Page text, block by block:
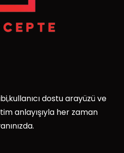
dostu arayüzü ve
anlayışıyla her zaman